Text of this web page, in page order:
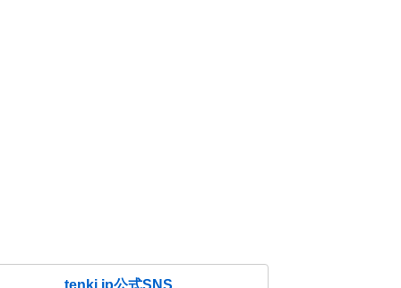
tenki.jp公式SNS